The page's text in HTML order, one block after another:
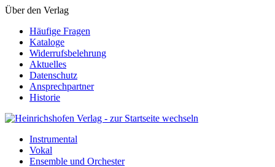
Über den Verlag
Häufige Fragen
Kataloge
Widerrufsbelehrung
Aktuelles
Datenschutz
Ansprechpartner
Historie
Instrumental
Vokal
Ensemble und Orchester